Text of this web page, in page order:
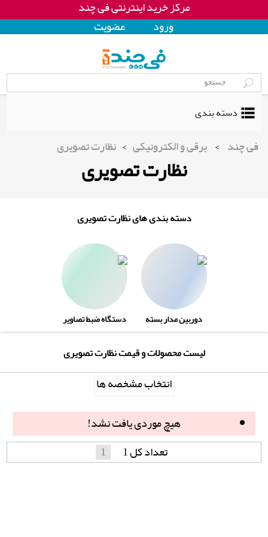
مرکز خرید اینترنتی فی چند
ورود
عضويت
دسته بندی
فی چند > برقی و الکترونیکی > نظارت تصویری
نظارت تصویری
دسته بندی های نظارت تصویری
دوربین مدار بسته دستگاه ضبط تصاویر
لیست محصولات و قیمت نظارت تصویری
انتخاب مشخصه ها
هیچ موردی یافت نشد!
1
تعداد کل 1